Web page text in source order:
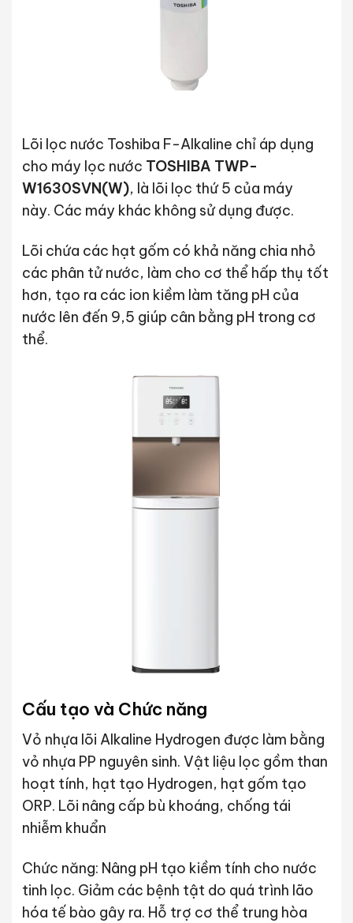
Lõi lọc nước Toshiba F-Alkaline chỉ áp dụng
cho máy lọc nước TOSHIBA TWP-
W1630SVN(W), là lõi lọc thứ 5 của máy
này. Các máy khác không sử dụng được.
Lõi chứa các hạt gốm có khả năng chia nhỏ
các phân tử nước, làm cho cơ thể hấp thụ tốt
hơn, tạo ra các ion kiềm làm tăng pH của
nước lên đến 9,5 giúp cân bằng pH trong cơ
thể.
Cấu tạo và Chức năng
Vỏ nhựa lõi Alkaline Hydrogen được làm bằng
vỏ nhựa PP nguyên sinh. Vật liệu lọc gồm than
hoạt tính, hạt tạo Hydrogen, hạt gốm tạo
ORP. Lõi nâng cấp bù khoáng, chống tái
nhiễm khuẩn
Chức năng: Nâng pH tạo kiềm tính cho nước
tinh lọc. Giảm các bệnh tật do quá trình lão
hóa tế bào gây ra. Hỗ trợ cơ thể trung hòa